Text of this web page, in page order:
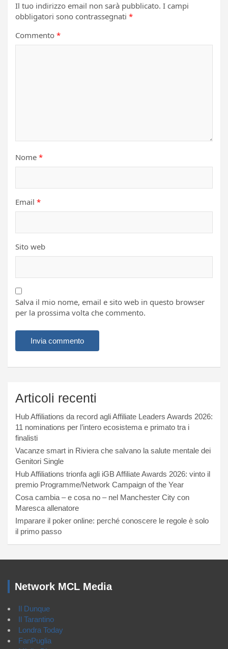
Il tuo indirizzo email non sarà pubblicato. I campi
obbligatori sono contrassegnati *
Commento *
Nome *
Email *
Sito web
Salva il mio nome, email e sito web in questo browser
per la prossima volta che commento.
Articoli recenti
Hub Affiliations da record agli Affiliate Leaders Awards 2026:
11 nominations per l’intero ecosistema e primato tra i
finalisti
Vacanze smart in Riviera che salvano la salute mentale dei
Genitori Single
Hub Affiliations trionfa agli iGB Affiliate Awards 2026: vinto il
premio Programme/Network Campaign of the Year
Cosa cambia – e cosa no – nel Manchester City con
Maresca allenatore
Imparare il poker online: perché conoscere le regole è solo
il primo passo
Network MCL Media
Il Dunque
Il Tarantino
Londra Today
FanPuglia